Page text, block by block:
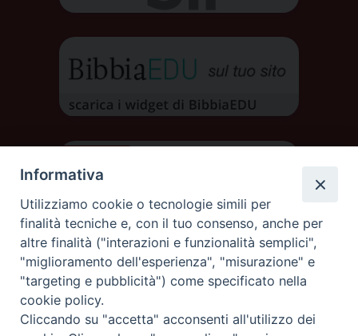
Informativa
Utilizziamo cookie o tecnologie simili per
finalità tecniche e, con il tuo consenso, anche per
altre finalità ("interazioni e funzionalità semplici",
"miglioramento dell'esperienza", "misurazione" e
"targeting e pubblicità") come specificato nella
cookie policy.
Cliccando su "accetta" acconsenti all'utilizzo dei